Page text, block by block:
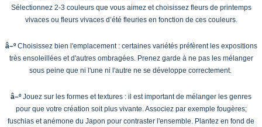
Sélectionnez 2-3 couleurs que vous aimez et choisissez fleurs de printemps
vivaces ou fleurs vivaces d’été fleuries en fonction de ces couleurs.
â–ºChoisissez bien l'emplacement : certaines variétés préfèrent les expositions
très ensoleillées et d'autres ombragées. Prenez garde à ne pas les mélanger
sous peine que ni l'une ni l'autre ne se développe correctement.
â–ºJouez sur les formes et textures : il est important de mélanger les genres
pour que votre création soit plus vivante. Associez par exemple fougères;
fuschias et anémone du Japon pour contraster l'ensemble. Plantez en fond de